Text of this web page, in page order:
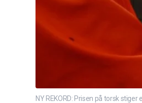
NY REKORD: Prisen på torsk